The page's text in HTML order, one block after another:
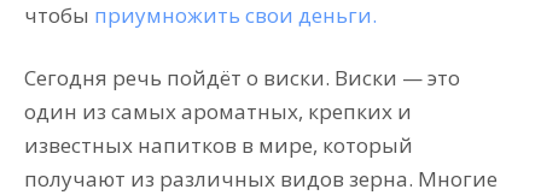
чтобы приумножить свои деньги.
Сегодня речь пойдёт о виски. Виски — это
один из самых ароматных, крепких и
известных напитков в мире, который
получают из различных видов зерна. Многие